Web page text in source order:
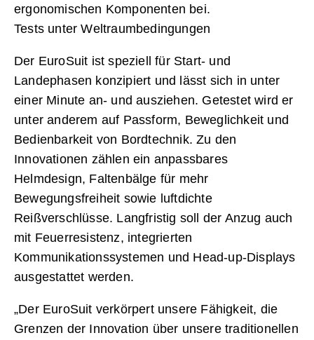
ergonomischen Komponenten bei.
Tests unter Weltraumbedingungen
Der EuroSuit ist speziell für Start- und
Landephasen konzipiert und lässt sich in unter
einer Minute an- und ausziehen. Getestet wird er
unter anderem auf Passform, Beweglichkeit und
Bedienbarkeit von Bordtechnik. Zu den
Innovationen zählen ein anpassbares
Helmdesign, Faltenbälge für mehr
Bewegungsfreiheit sowie luftdichte
Reißverschlüsse. Langfristig soll der Anzug auch
mit Feuerresistenz, integrierten
Kommunikationssystemen und Head-up-Displays
ausgestattet werden.
„Der EuroSuit verkörpert unsere Fähigkeit, die
Grenzen der Innovation über unsere traditionellen